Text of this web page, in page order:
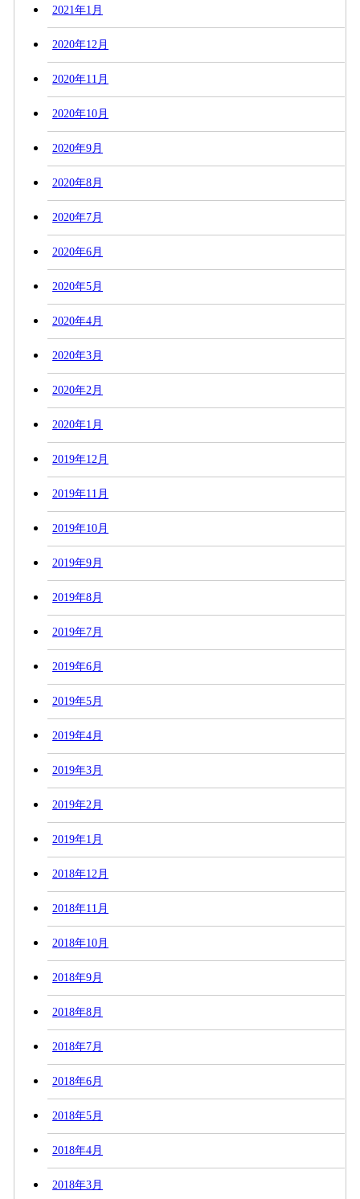
2021年1月
2020年12月
2020年11月
2020年10月
2020年9月
2020年8月
2020年7月
2020年6月
2020年5月
2020年4月
2020年3月
2020年2月
2020年1月
2019年12月
2019年11月
2019年10月
2019年9月
2019年8月
2019年7月
2019年6月
2019年5月
2019年4月
2019年3月
2019年2月
2019年1月
2018年12月
2018年11月
2018年10月
2018年9月
2018年8月
2018年7月
2018年6月
2018年5月
2018年4月
2018年3月